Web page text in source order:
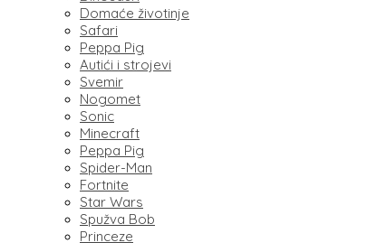
Domaće životinje
Safari
Peppa Pig
Autići i strojevi
Svemir
Nogomet
Sonic
Minecraft
Peppa Pig
Spider-Man
Fortnite
Star Wars
Spužva Bob
Princeze